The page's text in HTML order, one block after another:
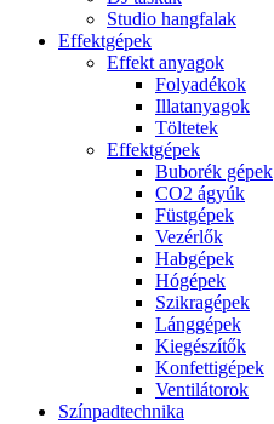
Studio hangfalak
Effektgépek
Effekt anyagok
Folyadékok
Illatanyagok
Töltetek
Effektgépek
Buborék gépek
CO2 ágyúk
Füstgépek
Vezérlők
Habgépek
Hógépek
Szikragépek
Lánggépek
Kiegészítők
Konfettigépek
Ventilátorok
Színpadtechnika